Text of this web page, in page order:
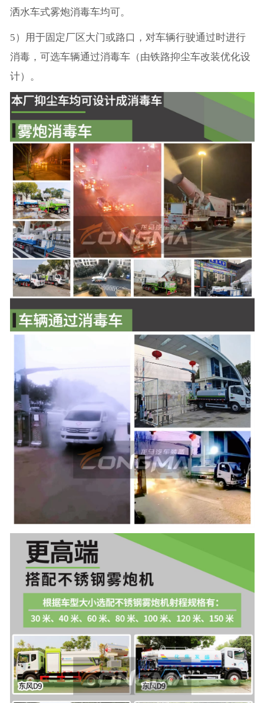
洒水车式雾炮消毒车均可。
5）用于固定厂区大门或路口，对车辆行驶通过时进行
消毒，可选车辆通过消毒车（由铁路抑尘车改装优化设
计）。